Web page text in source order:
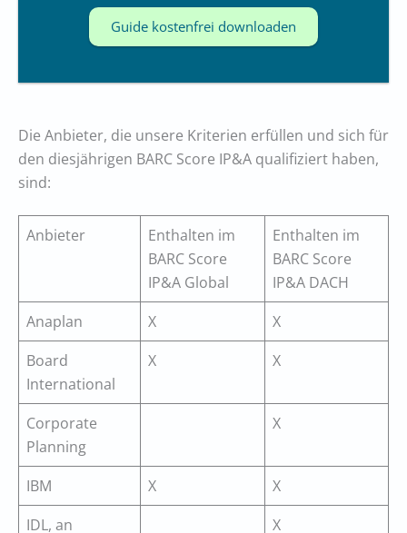
Guide kostenfrei downloaden
Die Anbieter, die unsere Kriterien erfüllen und sich für
den diesjährigen BARC Score IP&A qualifiziert haben,
sind:
Anbieter
Enthalten im
BARC Score
IP&A Global
Enthalten im
BARC Score
IP&A DACH
Anaplan
X
X
Board
International
X X
Corporate
Planning
X
IBM X
X
IDL, an
X